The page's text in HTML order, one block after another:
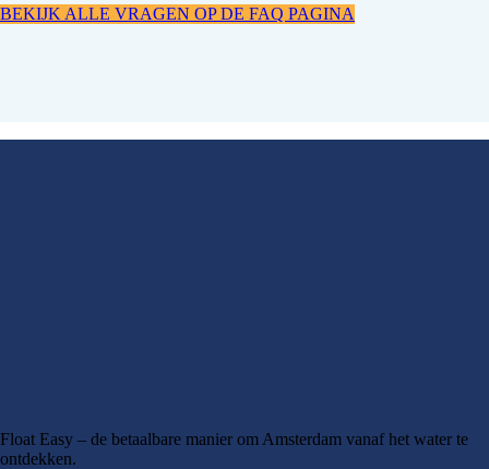
BEKIJK ALLE VRAGEN OP DE FAQ PAGINA
Float Easy – de betaalbare manier om Amsterdam vanaf het water te
ontdekken.